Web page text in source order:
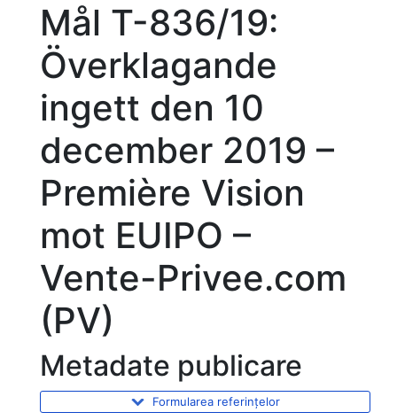
Mål T-836/19:
Överklagande
ingett den 10
december 2019 –
Première Vision
mot EUIPO –
Vente-Privee.com
(PV)
Metadate publicare
Formularea referințelor